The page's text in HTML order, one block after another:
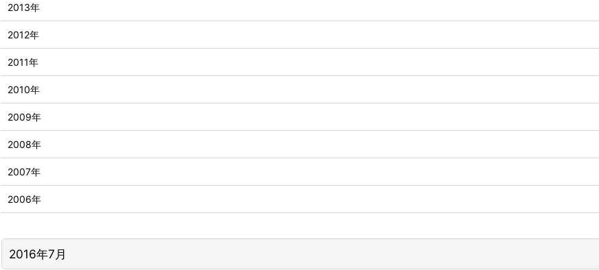
2016年7月
2013年
2012年
2011年
2010年
2009年
2008年
2007年
2006年